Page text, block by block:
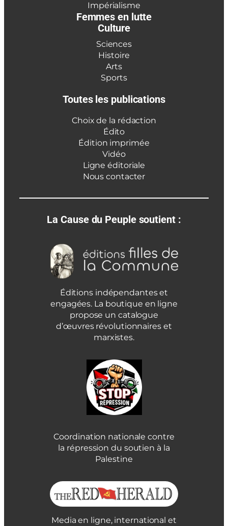
Impérialisme
Femmes en lutte
Culture
Sciences
Histoire
Arts
Sports
Toutes les publications
Choix de la rédaction
Édito
Édition imprimée
Vidéo
Ligne éditoriale
Nous contacter
La Cause du Peuple soutient :
Éditions indépendantes et
engagées. La boutique en ligne
propose un catalogue
d’œuvres révolutionnaires et
marxistes.
Coordination nationale contre
la répression du soutien à la
Palestine
Media en ligne, international et